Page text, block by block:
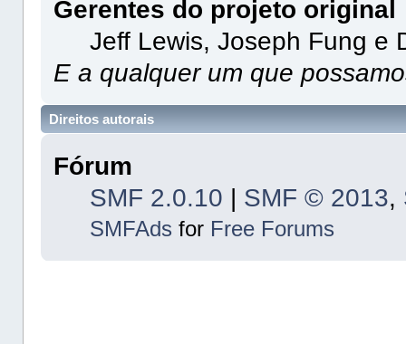
Gerentes do projeto original
Jeff Lewis, Joseph Fung e
E a qualquer um que
Direitos autorais
Fórum
SMF 2.0.10 | SMF © 2013,
SMFAds for Free Forums